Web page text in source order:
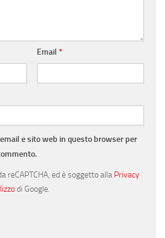
Email *
e sito web in questo browser per
reCAPTCHA, ed è soggetto alla Privacy
di Google.